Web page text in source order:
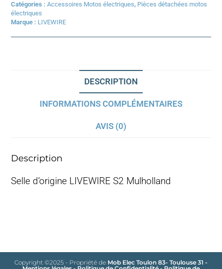
Catégories :Accessoires Motos électriques, Pièces détachées motos
électriques
Marque : LIVEWIRE
DESCRIPTION
INFORMATIONS COMPLÉMENTAIRES
AVIS (0)
Description
Selle d’origine LIVEWIRE S2 Mulholland
Copyright ©2025 - Propriété de Mob Elec Toulon 83- Toulouse 31 -